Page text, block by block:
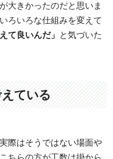
大きかったのだと思いま
ろいろな仕組みを変えて
て良いんだ」 と気づいた
ている
際はそうではない場面や